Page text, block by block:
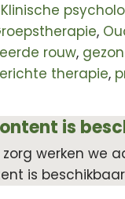
Klinische
,
rouw,
therapie,
is
zorg werken we
is